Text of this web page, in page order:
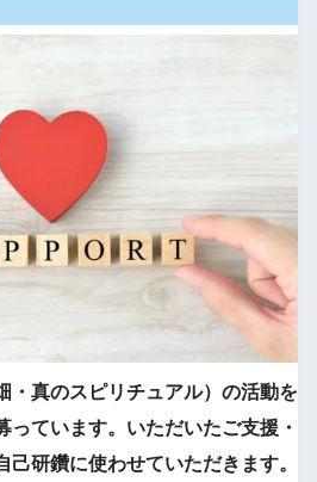
・真のスピリチュアル）の活動を
っています。いただいたご支援・
己研鑽に使わせていただきます。